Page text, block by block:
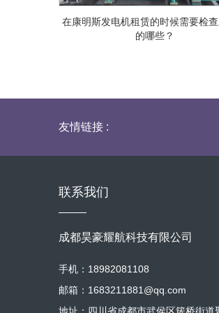
在康明斯发电机租赁的时候需要检
的哪些？
友情链接 :
联系我们
成都昊豪耀航科技有限公司
手机：18982081108
邮箱：1683211881@qq.com